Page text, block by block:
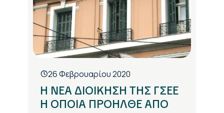
26 Φεβρουαρίου 2020
Η ΝΕΑ ΔΙΟΙΚΗΣΗ ΤΗΣ ΓΣΕΕ
Η ΟΠΟΙΑ ΠΡΟΗΛΘΕ ΑΠΟ